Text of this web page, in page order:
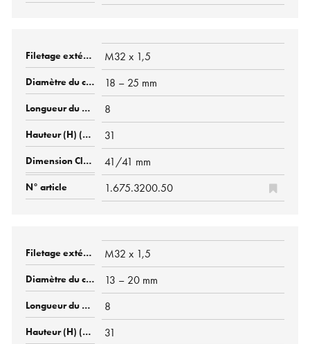
M32 x 1,5
18 – 25 mm
8
31
41/41 mm
1.675.3200.50
M32 x 1,5
13 – 20 mm
8
31